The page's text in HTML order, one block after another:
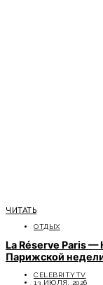
ЧИТАТЬ
ОТДЫХ
La Réserve Paris
Парижской
CELEBRITYTV
13 ИЮЛЯ, 2026